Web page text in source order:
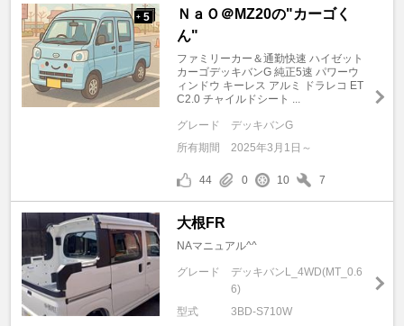
+ 5
ＮａＯ＠MZ20の"カーゴく
ん"
ファミリーカー＆通勤快速 ハイゼット
カーゴデッキバンG 純正5速 パワーウ
ィンドウ キーレス アルミ ドラレコ ET
C2.0 チャイルドシート ...
グレード
デッキバンG
所有期間
2025年3月1日～
44 0 10 7
大根FR
NAマニュアル^^
グレード
デッキバンL_4WD(MT_0.6
6)
型式
3BD-S710W